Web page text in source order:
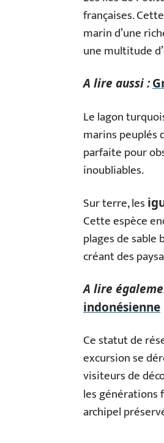
françaises.
marin d’une
une multitude
A lire aussi :
Le lagon
marins peuplés
parfaite pour
inoubliables.
Sur terre, les
Cette espèce
plages de
créant des
A lire
indonésienne
Ce statut de
excursion se
visiteurs de
les générations
archipel